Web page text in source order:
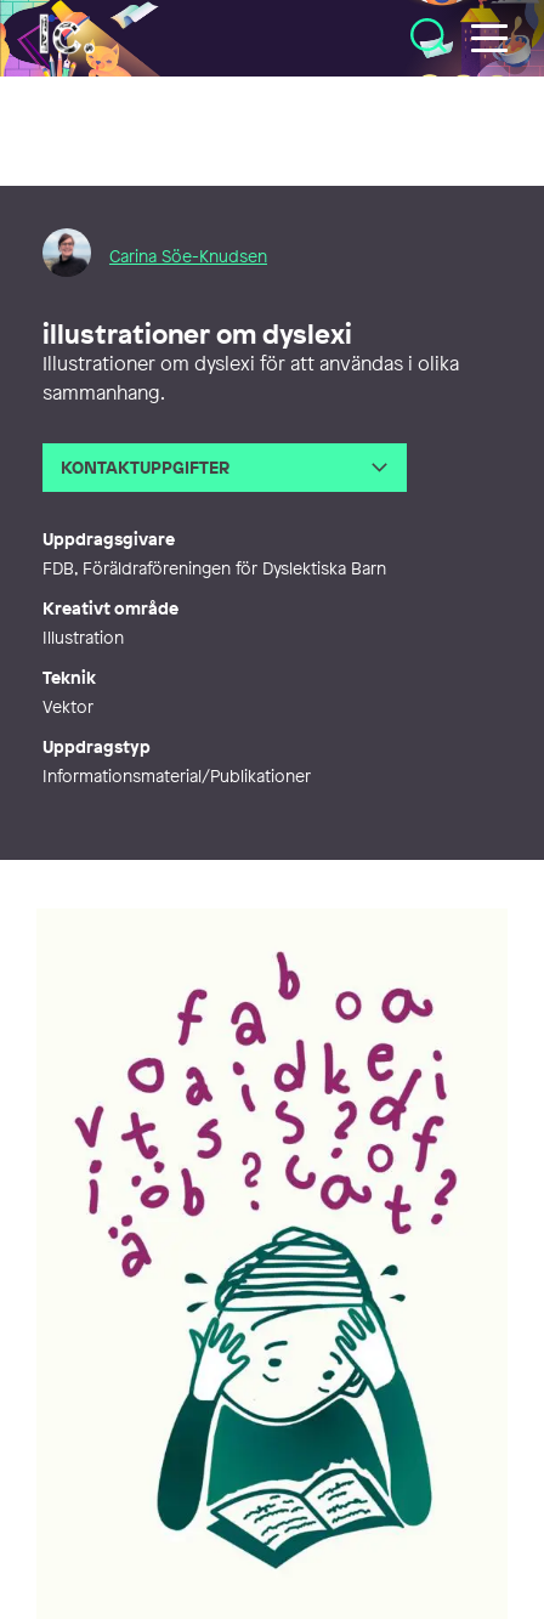
Illustratörcentrum
Carina Söe-Knudsen
illustrationer om dyslexi
Illustrationer om dyslexi för att användas i olika
sammanhang.
KONTAKTUPPGIFTER
Uppdragsgivare
FDB, Föräldraföreningen för Dyslektiska Barn
Kreativt område
Illustration
Teknik
Vektor
Uppdragstyp
Informationsmaterial/Publikationer